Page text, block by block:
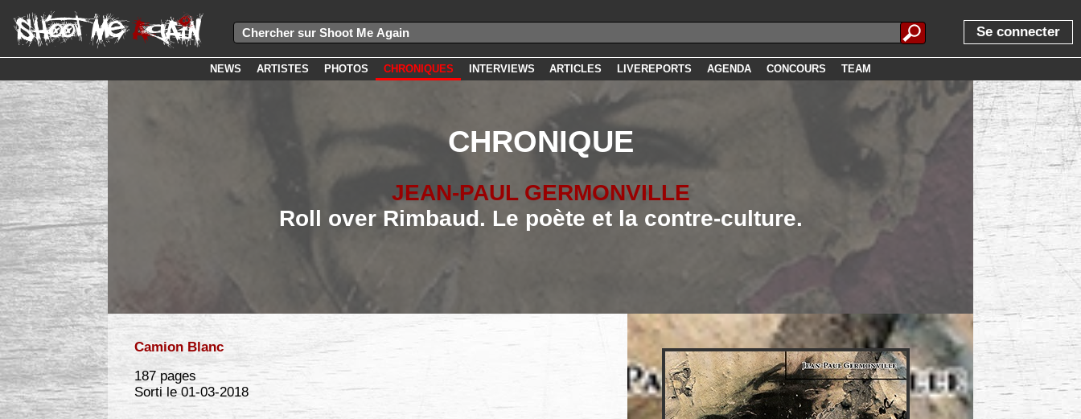
Se connecter
NEWS ARTISTES PHOTOS CHRONIQUES INTERVIEWS ARTICLES LIVEREPORTS AGENDA CONCOURS TEAM
CHRONIQUE
JEAN-PAUL GERMONVILLE
Roll over Rimbaud. Le poète et la contre-culture.
Camion Blanc
187 pages
Sorti le 01-03-2018